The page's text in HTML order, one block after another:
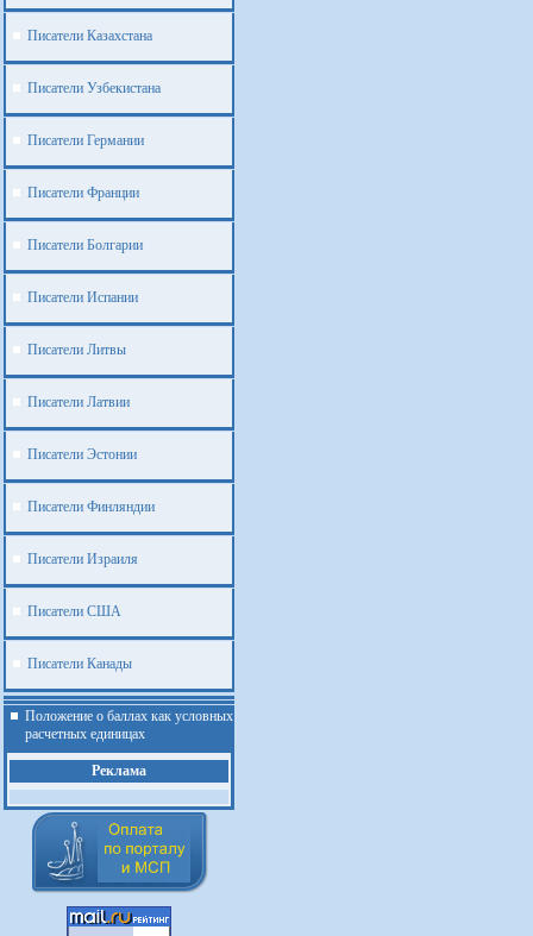
Писатели Казахстана
Писатели Узбекистана
Писатели Германии
Писатели Франции
Писатели Болгарии
Писатели Испании
Писатели Литвы
Писатели Латвии
Писатели Эстонии
Писатели Финляндии
Писатели Израиля
Писатели США
Писатели Канады
Положение о баллах как условных
расчетных единицах
Реклама